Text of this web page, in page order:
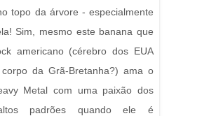
topo da árvore - especialmente
Sim, mesmo este banana que
americano (cérebro dos EUA
da Grã-Bretanha?) ama o
Metal com uma paixão dos
padrões quando ele é